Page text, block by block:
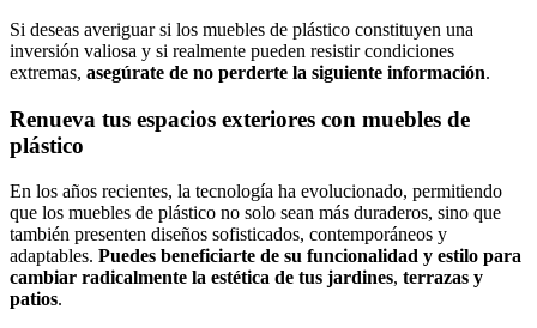
Si deseas averiguar si los muebles de plástico constituyen una
inversión valiosa y si realmente pueden resistir condiciones
extremas, asegúrate de no perderte la siguiente información.
Renueva tus espacios exteriores con muebles de
plástico
En los años recientes, la tecnología ha evolucionado, permitiendo
que los muebles de plástico no solo sean más duraderos, sino que
también presenten diseños sofisticados, contemporáneos y
adaptables. Puedes beneficiarte de su funcionalidad y estilo para
cambiar radicalmente la estética de tus jardines, terrazas y
patios.